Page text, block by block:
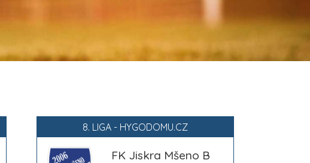
8. LIGA - HYGODOMU.CZ
FK Jiskra Mšeno B